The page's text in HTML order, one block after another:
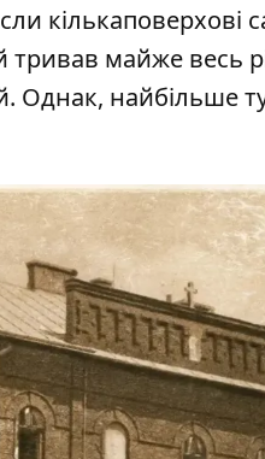
кількаповерхові
майже весь
Однак, найбільше